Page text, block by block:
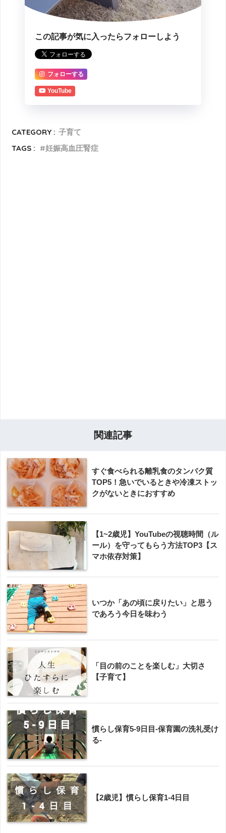
この記事が気に入ったらフォローしよう
フォローする
YouTube
CATEGORY : 子育て
TAGS :
妊娠高血圧腎症
関連記事
すぐ食べられる離乳食のタンパク質
TOP5！急いでいるときや冷凍ストッ
クがないときにおすすめ
【1~2歳児】YouTubeの視聴時間（ル
ール）を守ってもらう方法TOP3【ス
マホ依存対策】
いつか「あの頃に戻りたい」と思う
であろう今日を味わう
「目の前のことを楽しむ」大切さ
【子育て】
慣らし保育5-9日目-保育園の洗礼受け
る-
【2歳児】慣らし保育1-4日目